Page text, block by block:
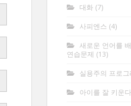
대화(7)
사피엔스 (4)
새로운 언어를
연습문제 (13)
실용주의 프로그
아이를 잘 키운